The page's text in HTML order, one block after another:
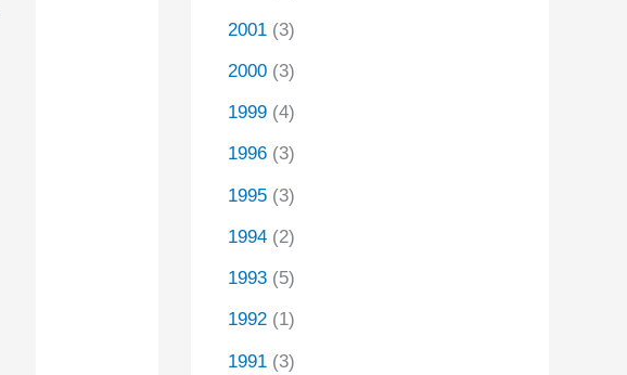
2001 (3)
2000 (3)
1999 (4)
1996 (3)
1995 (3)
1994 (2)
1993 (5)
1992 (1)
1991 (3)